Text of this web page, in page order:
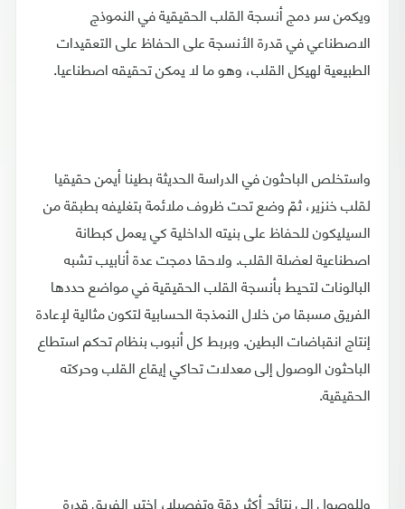
ويكمن سر دمج أنسجة القلب الحقيقية في النموذج
الاصطناعي في قدرة الأنسجة على الحفاظ على التعقيدات
الطبيعية لهيكل القلب، وهو ما لا يمكن تحقيقه اصطناعيا.
واستخلص الباحثون في الدراسة الحديثة بطينا أيمن حقيقيا
لقلب خنزير، ثمّ وضع تحت ظروف ملائمة بتغليفه بطبقة من
السيليكون للحفاظ على بنيته الداخلية كي يعمل كبطانة
اصطناعية لعضلة القلب. ولاحقا دمجت عدة أنابيب تشبه
البالونات لتحيط بأنسجة القلب الحقيقية في مواضع حددها
الفريق مسبقا من خلال النمذجة الحسابية لتكون مثالية لإعادة
إنتاج انقباضات البطين. وبربط كل أنبوب بنظام تحكم استطاع
الباحثون الوصول إلى معدلات تحاكي إيقاع القلب وحركته
الحقيقية.
وللوصول إلى نتائج أكثر دقة وتفصيلا، اختبر الفريق قدرة